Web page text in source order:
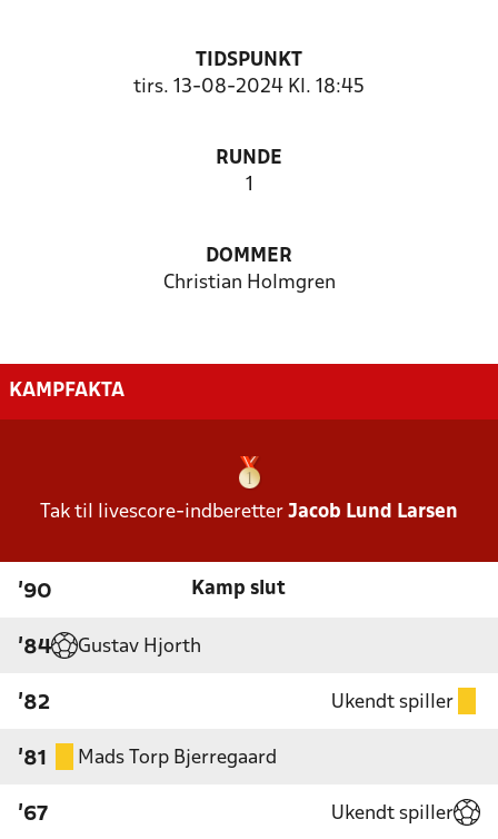
TIDSPUNKT
tirs. 13-08-2024 Kl. 18:45
RUNDE
1
DOMMER
Christian Holmgren
KAMPFAKTA
Tak til livescore-indberetter Jacob Lund Larsen
'90 Kamp slut
'84 Gustav Hjorth
'82 Ukendt spiller
'81 Mads Torp Bjerregaard
'67 Ukendt spiller